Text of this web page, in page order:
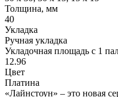
Толщина, мм
40
Укладка
Ручная укладка
Укладочная площадь с 1
12.96
Цвет
Платина
«Лайнстоун» – это новая